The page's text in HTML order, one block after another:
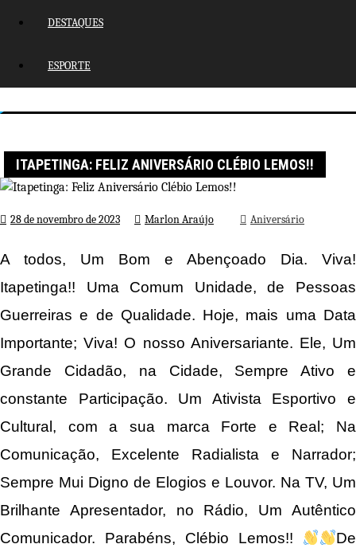
DESTAQUES
ESPORTE
ITAPETINGA: FELIZ ANIVERSÁRIO CLÉBIO LEMOS!!
28 de novembro de 2023 Marlon Araújo Aniversário
A todos, Um Bom e Abençoado Dia. Viva!
Itapetinga!! Uma Comum Unidade, de Pessoas
Guerreiras e de Qualidade. Hoje, mais uma Data
Importante; Viva! O nosso Aniversariante. Ele, Um
Grande Cidadão, na Cidade, Sempre Ativo e
constante Participação. Um Ativista Esportivo e
Cultural, com a sua marca Forte e Real; Na
Comunicação, Excelente Radialista e Narrador;
Sempre Mui Digno de Elogios e Louvor. Na TV, Um
Brilhante Apresentador, no Rádio, Um Autêntico
Comunicador. Parabéns, Clébio Lemos!!
De